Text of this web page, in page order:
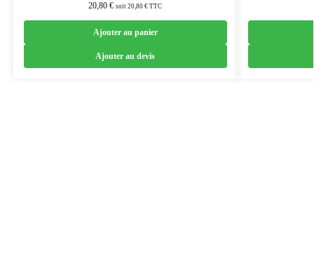
20,80€ soit20,80€ TTC
Ajouter au panier
Ajouter au devis